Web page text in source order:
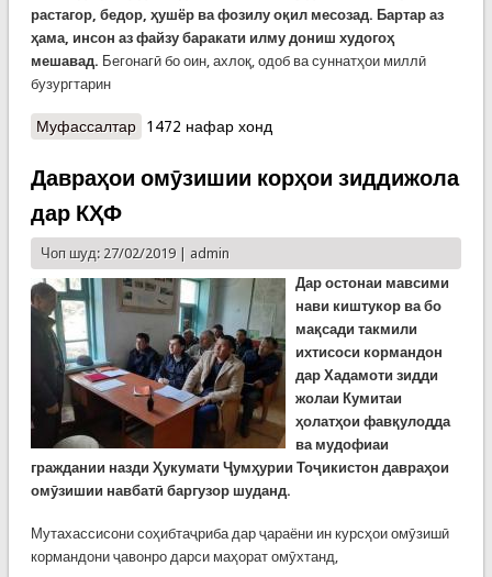
растагор, бедор, ҳушёр ва фозилу оқил месозад. Бартар аз
ҳама, инсон аз файзу баракати илму дониш худогоҳ
мешавад. Бегонагӣ бо оин, ахлоқ, одоб ва суннатҳои миллӣ
бузургтарин
Муфассалтаро Фитнаи душман ё кӯшиши сафед кардани
1472 нафар хонд
Давраҳои омӯзишии корҳои зиддижола
дар КҲФ
Чоп шуд: 27/02/2019 | admin
Дар остонаи мавсими
нави киштукор ва бо
мақсади такмили
ихтисоси кормандон
дар Хадамоти зидди
жолаи Кумитаи
ҳолатҳои фавқулодда
ва мудофиаи
граждании назди Ҳукумати Ҷумҳурии Тоҷикистон давраҳои
омӯзишии навбатӣ баргузор шуданд.
Мутахассисони соҳибтаҷриба дар ҷараёни ин курсҳои омӯзишӣ
кормандони ҷавонро дарси маҳорат омӯхтанд,